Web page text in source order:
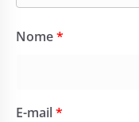
Nome*
E-mail*